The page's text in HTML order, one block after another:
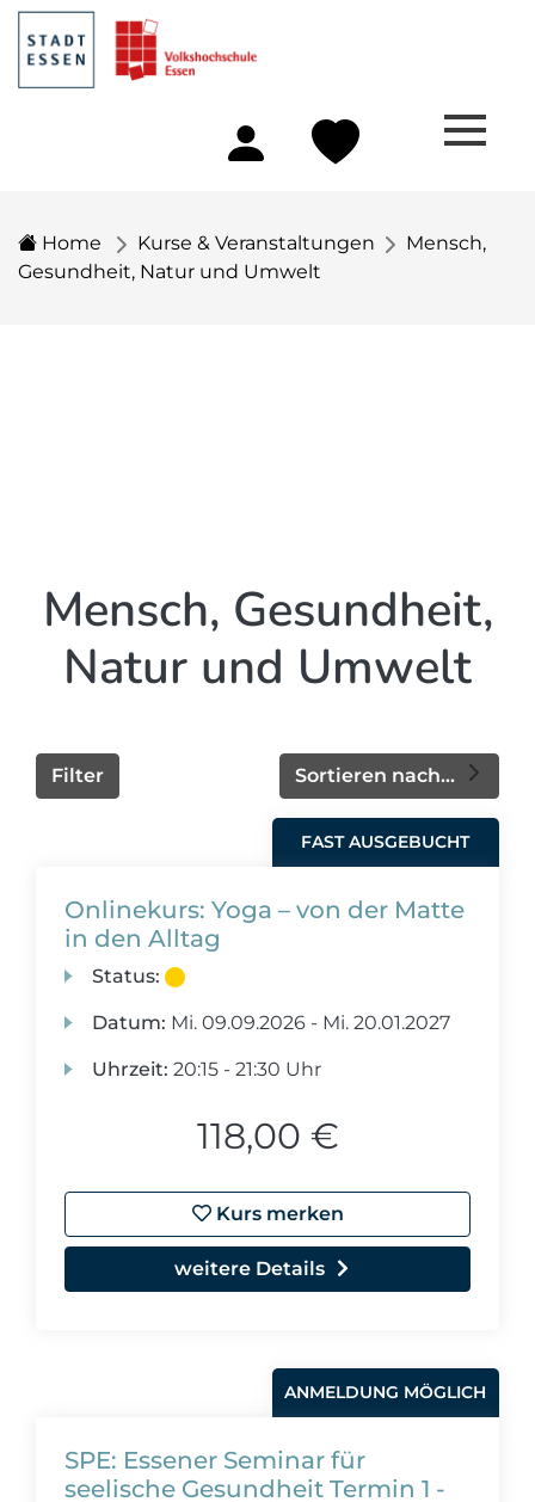
Home Kurse & Veranstaltungen
Mensch,
Gesundheit, Natur und Umwelt
Mensch, Gesundheit,
Natur und Umwelt
Sortieren nach...
Filter
FAST AUSGEBUCHT
Onlinekurs: Yoga – von der Matte
in den Alltag
Status:
Datum: Mi. 09.09.2026 - Mi. 20.01.2027
Uhrzeit: 20:15 - 21:30 Uhr
118,00 €
Kurs merken
weitere Details
ANMELDUNG MÖGLICH
SPE: Essener Seminar für
seelische Gesundheit Termin 1 -